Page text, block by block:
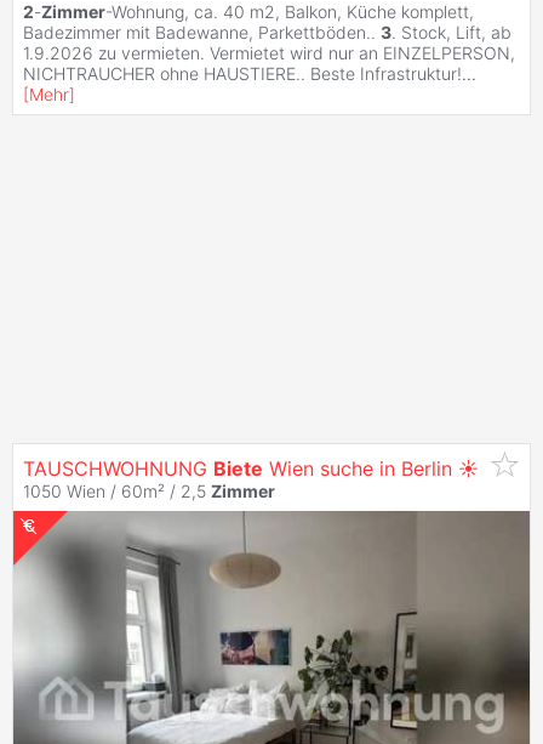
2-Zimmer-Wohnung, ca. 40 m2, Balkon, Küche komplett,
Badezimmer mit Badewanne, Parkettböden.. 3. Stock, Lift, ab
1.9.2026 zu vermieten. Vermietet wird nur an EINZELPERSON,
NICHTRAUCHER ohne HAUSTIERE.. Beste Infrastruktur!...
[Mehr]
TAUSCHWOHNUNG Biete Wien suche in Berlin ☀️
1050 Wien / 60m² / 2,5 Zimmer